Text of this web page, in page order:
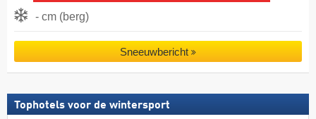
- cm (berg)
Sneeuwbericht
Tophotels voor de wintersport